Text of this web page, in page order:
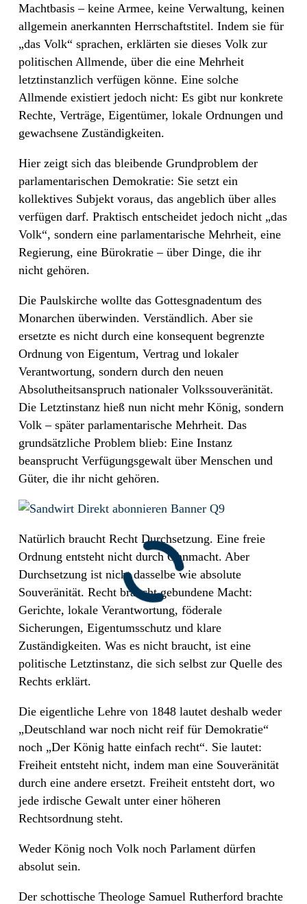
Machtbasis – keine Armee, keine Verwaltung, keinen
allgemein anerkannten Herrschaftstitel. Indem sie für
„das Volk“ sprachen, erklärten sie dieses Volk zur
politischen Allmende, über die eine Mehrheit
letztinstanzlich verfügen könne. Eine solche
Allmende existiert jedoch nicht: Es gibt nur konkrete
Rechte, Verträge, Eigentümer, lokale Ordnungen und
gewachsene Zuständigkeiten.
Hier zeigt sich das bleibende Grundproblem der
parlamentarischen Demokratie: Sie setzt ein
kollektives Subjekt voraus, das angeblich über alles
verfügen darf. Praktisch entscheidet jedoch nicht „das
Volk“, sondern eine parlamentarische Mehrheit, eine
Regierung, eine Bürokratie – über Dinge, die ihr
nicht gehören.
Die Paulskirche wollte das Gottesgnadentum des
Monarchen überwinden. Verständlich. Aber sie
ersetzte es nicht durch eine konsequent begrenzte
Ordnung von Eigentum, Vertrag und lokaler
Verantwortung, sondern durch den neuen
Absolutheitsanspruch nationaler Volkssouveränität.
Die Letztinstanz hieß nun nicht mehr König, sondern
Volk – später parlamentarische Mehrheit. Das
grundsätzliche Problem blieb: Eine Instanz
beansprucht Verfügungsgewalt über Menschen und
Güter, die ihr nicht gehören.
Natürlich braucht Recht Durchsetzung. Eine freie
Ordnung entsteht nicht durch Ohnmacht. Aber
Durchsetzung ist nicht dasselbe wie absolute
Souveränität. Recht braucht gebundene Macht:
Gerichte, lokale Verantwortung, föderale
Sicherungen, Eigentumsschutz und klare
Zuständigkeiten. Was es nicht braucht, ist eine
politische Letztinstanz, die sich selbst zur Quelle des
Rechts erklärt.
Die eigentliche Lehre von 1848 lautet deshalb weder
„Deutschland war noch nicht reif für Demokratie“
noch „Der König hatte einfach recht“. Sie lautet:
Freiheit entsteht nicht, indem man eine Souveränität
durch eine andere ersetzt. Freiheit entsteht dort, wo
jede irdische Gewalt unter einer höheren
Rechtsordnung steht.
Weder König noch Volk noch Parlament dürfen
absolut sein.
Der schottische Theologe Samuel Rutherford brachte